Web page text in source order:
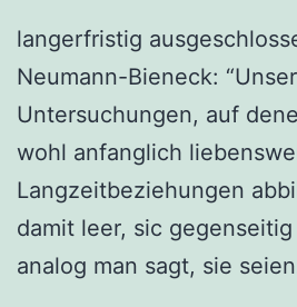
langerfristig
Neumann-Bieneck:
Untersuchungen, auf
wohl anfanglich
Langzeitbeziehungen
damit leer, sic
analog man sagt, sie